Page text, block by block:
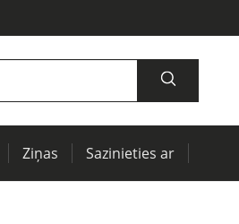
Ziņas Sazinieties ar